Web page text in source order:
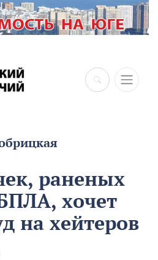
×
раненых
хочет
на хейтеров